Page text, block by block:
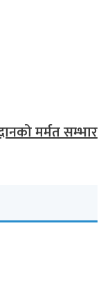
मर्मत सम्भार